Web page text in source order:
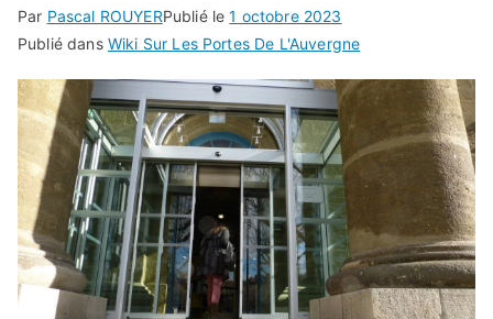
Par Pascal ROUYERPublié le1 octobre 2023
Publié dans Wiki Sur Les Portes De L'Auvergne